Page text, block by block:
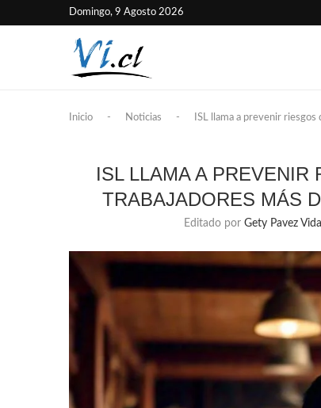
Domingo, 9 Agosto 2026
Inicio - Noticias - ISL llama a prevenir
ISL LLAMA A PREVENIR
TRABAJADORES MÁS
Editado por Gety Pavez Vidal